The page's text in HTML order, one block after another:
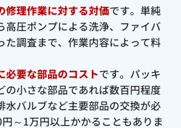
修理作業に対する対価です。単純
高圧ポンプによる洗浄、ファイバ
た調査まで、作業内容によって料
必要な部品のコストです。パッキ
の小さな部品であれば数百円程度
水バルブなど主要部品の交換が必
～1万円以上かかることもありま